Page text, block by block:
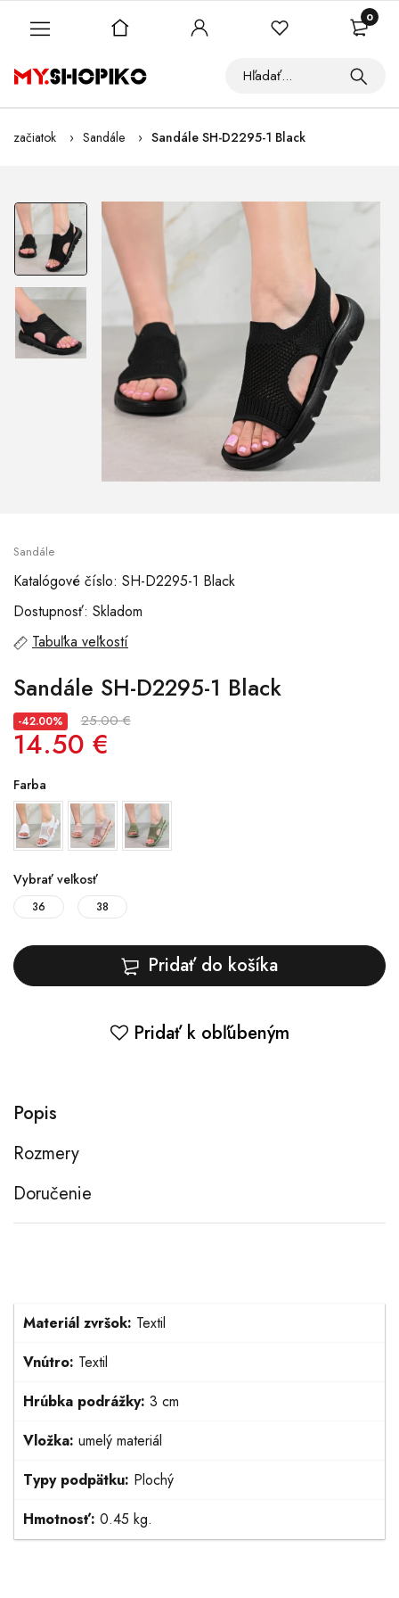
začiatok Sandále Sandále SH-D2295-1 Black
Sandále
Katalógové číslo: SH-D2295-1 Black
Dostupnosť: Skladom
Tabuľka veľkostí
Sandále SH-D2295-1 Black
-42.00% 25.00 €
14.50 €
Farba
Vybrať veľkosť
36 38
Pridať do košíka
Pridať k obľúbeným
Popis
Rozmery
Doručenie
Materiál zvršok: Textil
Vnútro: Textil
Hrúbka podrážky: 3 cm
Vložka: umelý materiál
Typy podpätku: Plochý
Hmotnosť: 0.45 kg.
0